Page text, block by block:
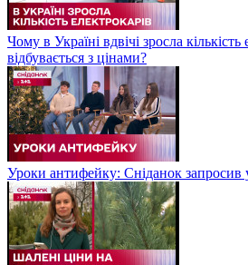
Чому в Україні вдвічі зросла
відбувається з цінами?
Уроки антифейку: Сніданок запросив